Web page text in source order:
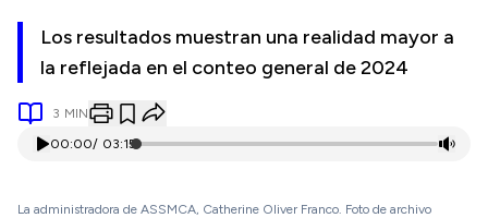
Los resultados muestran una realidad mayor a
la reflejada en el conteo general de 2024
3 MIN
00:00/ 03:15
La administradora de ASSMCA, Catherine Oliver Franco. Foto de archivo